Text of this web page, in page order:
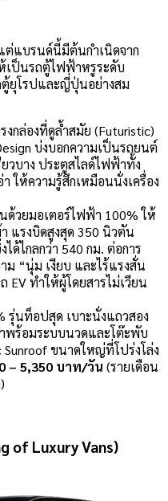
ต่แบรนด์นี้มีต้นกำเนิดจาก
เป็นรถตู้ไฟฟ้าหรูระดับ
ยุโรปและญี่ปุ่นอย่างสม
งกล่องที่ดูล้ำสมัย (Futuristic)
บ่งบอกความเป็นรถยนต์
วบาง ประตูสไลด์ไฟฟ้าทั้ง
ให้ความรู้สึกเหมือนนั่งเครื่อง
ด้วยมอเตอร์ไฟฟ้า 100% ให้
แรงบิดสูงสุด 350 นิวตัน
ด้ไกลกว่า 540 กม. ต่อการ
ม “นุ่ม เงียบ และไร้แรงสั่น
EV ทำให้ผู้โดยสารไม่เวียน
รุ่นท็อปสุด เบาะนั่งแถวสอง
พร้อมระบบนวดและโต๊ะพับ
ขนาดใหญ่ที่โปร่งโล่ง
– 5,350 บาท/วัน (รายเดือน
of Luxury Vans)